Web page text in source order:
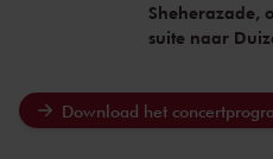
Sheherazade,
suite naar
Download het